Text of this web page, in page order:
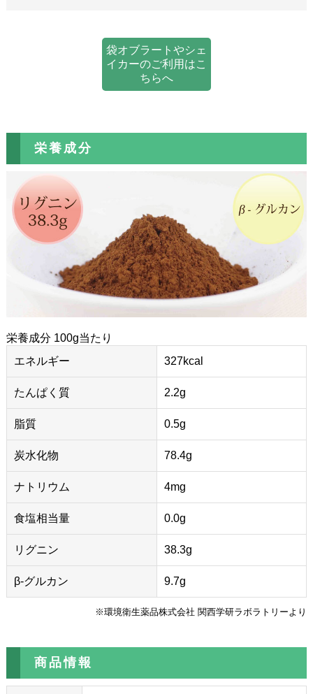
袋オブラートやシェ
イカーのご利用はこ
ちらへ
栄養成分
栄養成分 100g当たり
エネルギー
327kcal
たんぱく質 2.2g
脂質 0.5g
炭水化物 78.4g
ナトリウム 4mg
食塩相当量 0.0g
リグニン 38.3g
β-グルカン 9.7g
※環境衛生薬品株式会社 関西学研ラボラトリーより
商品情報